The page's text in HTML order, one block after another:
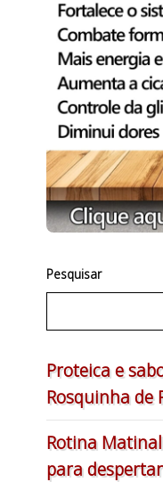
Pesquisar
Proteica e
Rosquinha de
Rotina
para